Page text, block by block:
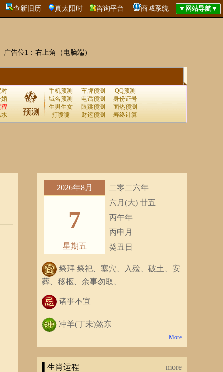
查新旧历 真太阳时 咨询平台 商城系统
广告位1：右上角（电脑端）
对
婚
程
水
手机预测 车牌预测
QQ预测
域名预测
电话预测
身份证号
生男生女
眼跳预测
面热预测
打喷嚏
财运预测 寿终计算
2026年8月
7
星期五
二零二六年
六月(大) 廿五
丙午年
丙申月
癸丑日
祭拜 祭祀、塞穴、入殓、破土、安
葬、移柩、余事勿取、
诸事不宜
冲羊(丁未)煞东
+More
▌生肖运程 more